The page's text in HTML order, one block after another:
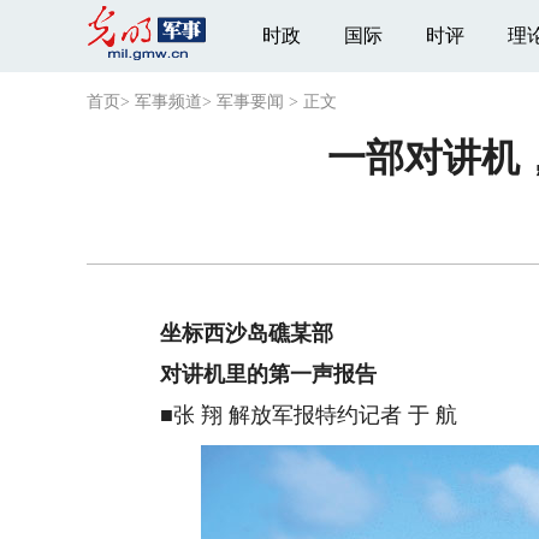
时政 国际 时评 理
首页 > 军事频道> 军事要闻 > 正文
一部对讲机
坐标西沙岛礁某部
对讲机里的第一声报告
■张 翔 解放军报特约记者 于 航